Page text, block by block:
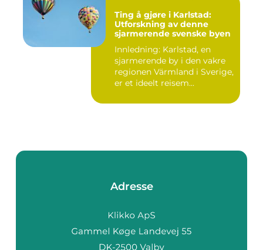
Ting å gjøre i Karlstad:
Utforskning av denne
sjarmerende svenske byen
Innledning: Karlstad, en
sjarmerende by i den vakre
regionen Värmland i Sverige,
er et ideelt reisem...
Adresse